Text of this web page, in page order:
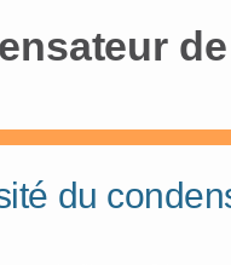
du